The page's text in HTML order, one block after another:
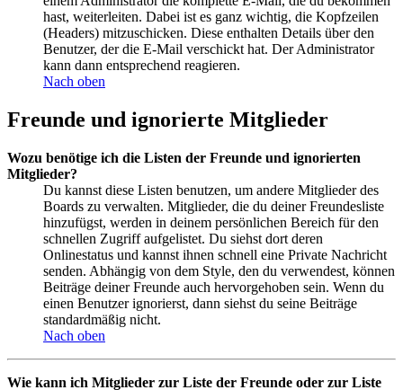
hast, weiterleiten. Dabei ist es ganz wichtig, die Kopfzeilen
(Headers) mitzuschicken. Diese enthalten Details über den
Benutzer, der die E-Mail verschickt hat. Der Administrator
kann dann entsprechend reagieren.
Nach oben
Freunde und ignorierte Mitglieder
Wozu benötige ich die Listen der Freunde und ignorierten
Mitglieder?
Du kannst diese Listen benutzen, um andere Mitglieder des
Boards zu verwalten. Mitglieder, die du deiner Freundesliste
hinzufügst, werden in deinem persönlichen Bereich für den
schnellen Zugriff aufgelistet. Du siehst dort deren
Onlinestatus und kannst ihnen schnell eine Private Nachricht
senden. Abhängig von dem Style, den du verwendest, können
Beiträge deiner Freunde auch hervorgehoben sein. Wenn du
einen Benutzer ignorierst, dann siehst du seine Beiträge
standardmäßig nicht.
Nach oben
Wie kann ich Mitglieder zur Liste der Freunde oder zur Liste